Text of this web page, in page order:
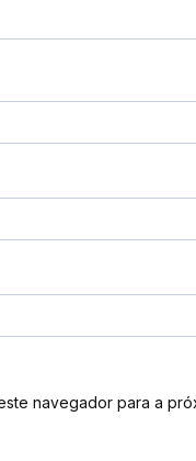
navegador para a